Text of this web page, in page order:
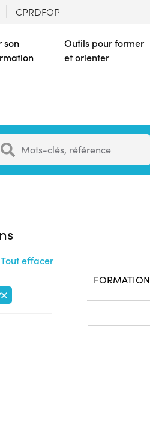
CPRDFOP
son
Outils pour former
et orienter
Mots-clés, référence
Tout effacer
FORMATION